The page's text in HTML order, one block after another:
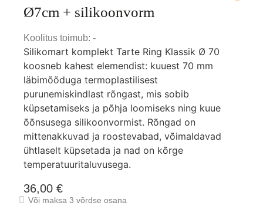
Ø7cm + silikoonvorm
Koolitus toimub: -
Silikomart komplekt Tarte Ring Klassik Ø 70
koosneb kahest elemendist: kuuest 70 mm
läbimõõduga termoplastilisest
purunemiskindlast rõngast, mis sobib
küpsetamiseks ja põhja loomiseks ning kuue
õõnsusega silikoonvormist. Rõngad on
mittenakkuvad ja roostevabad, võimaldavad
ühtlaselt küpsetada ja nad on kõrge
temperatuuritaluvusega.
36,00 €
Või maksa 3 võrdse osana